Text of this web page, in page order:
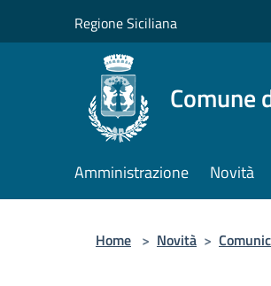
Regione Siciliana
Comune
Amministrazione Novità
Home > Novità >